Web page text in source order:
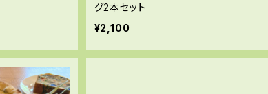
グ2本セット
¥2,100